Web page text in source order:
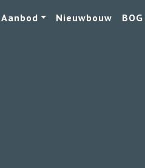
Aanbod Nieuwbouw BOG